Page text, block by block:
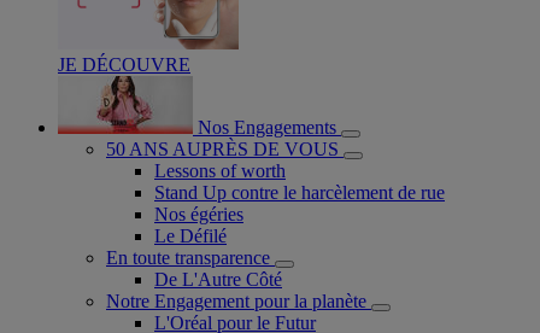
JE DÉCOUVRE
Nos Engagements
50 ANS AUPRÈS DE VOUS
Lessons of worth
Stand Up contre le harcèlement de rue
Nos égéries
Le Défilé
En toute transparence
De L'Autre Côté
Notre Engagement pour la planète
L'Oréal pour le Futur